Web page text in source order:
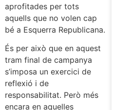
aprofitades per tots
aquells que no volen cap
bé a Esquerra Republicana.
És per això que en aquest
tram final de campanya
s’imposa un exercici de
reflexió i de
responsabilitat. Però més
encara en aquelles